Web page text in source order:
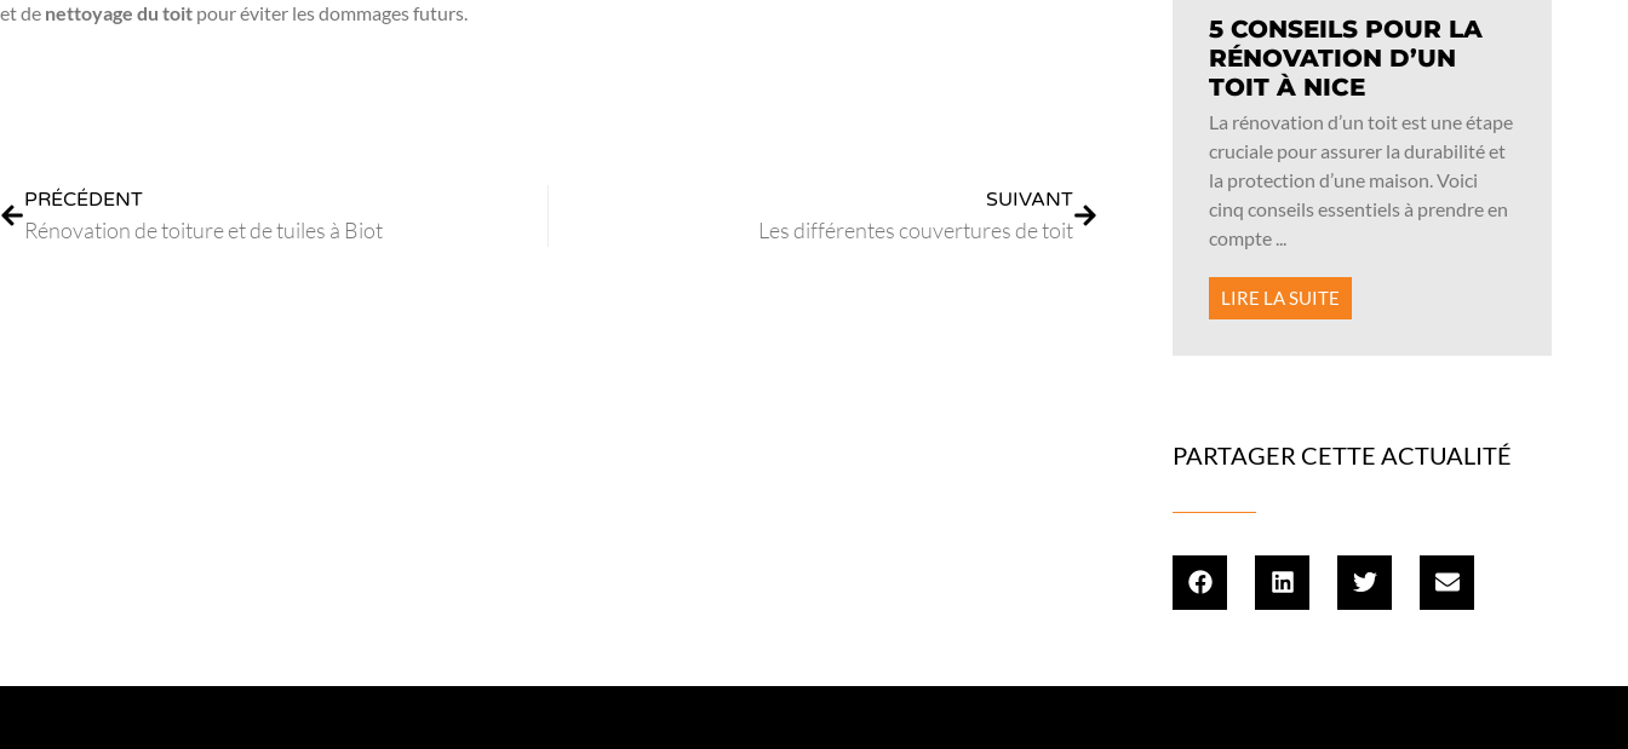
et de nettoyage du toit pour éviter les dommages futurs.
PRÉCÉDENT
Rénovation de toiture et de tuiles à Biot
SUIVANT
Les différentes couvertures de toit
5 CONSEILS POUR LA
RÉNOVATION D’UN
TOIT À NICE
La rénovation d’un toit est une étape
cruciale pour assurer la durabilité et
la protection d’une maison. Voici
cinq conseils essentiels à prendre en
compte ...
LIRE LA SUITE
PARTAGER CETTE ACTUALITÉ